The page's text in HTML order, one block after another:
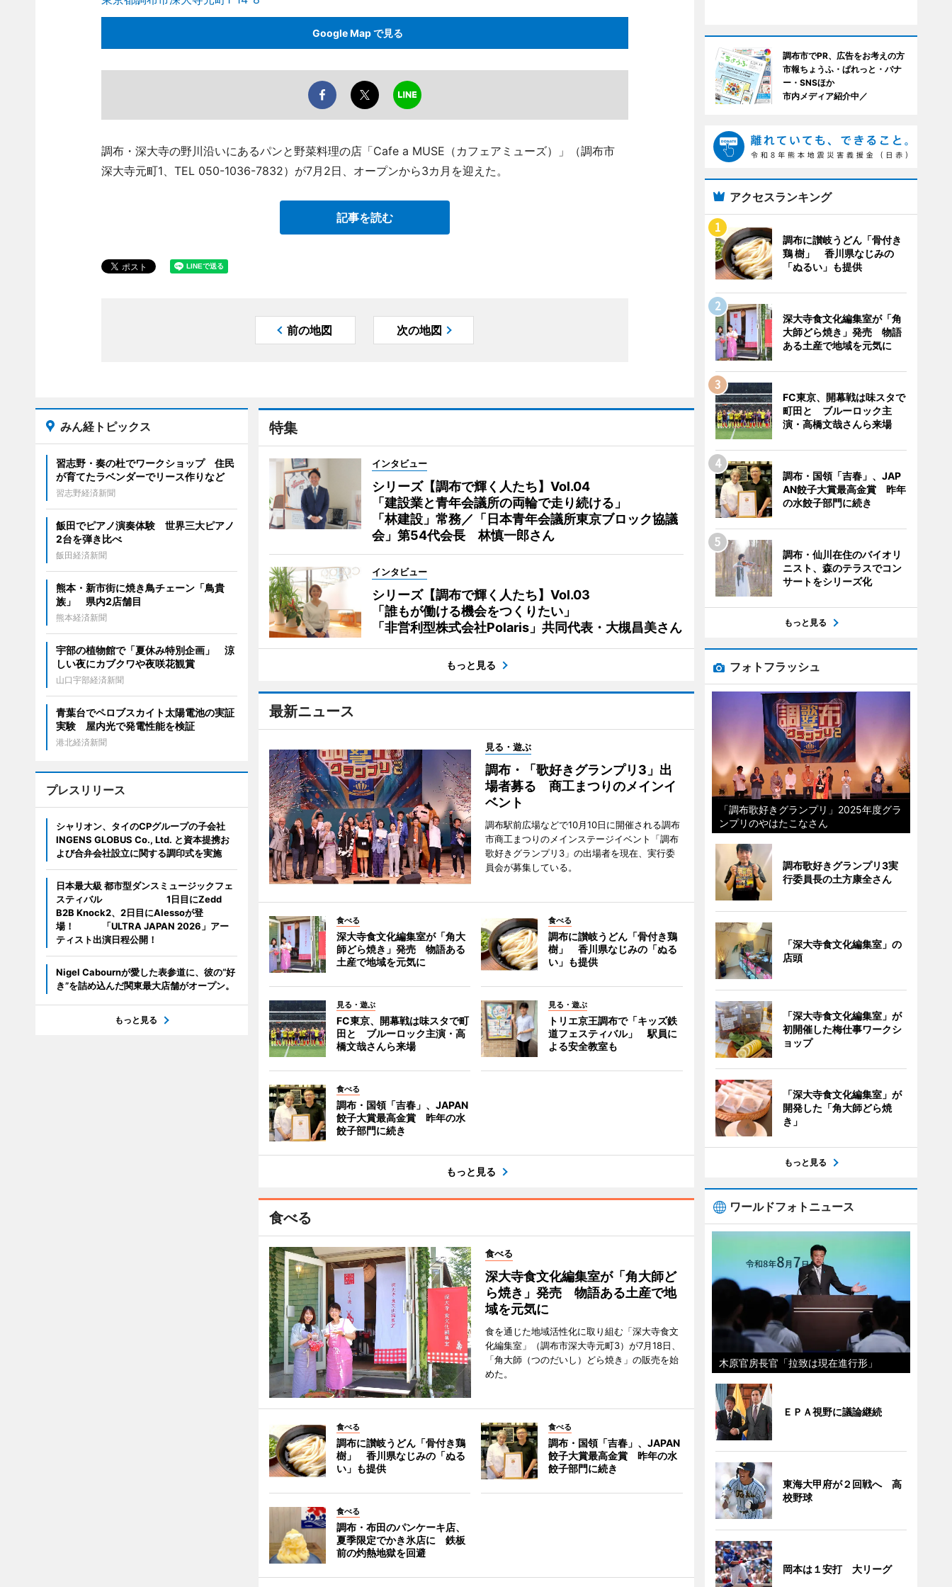
Google Map で見る
調布・深大寺の野川沿いにあるパンと野菜料理の店「Cafe a MUSE（カフェアミューズ）」（調布市
深大寺元町1、TEL 050-1036-7832）が7月2日、オープンから3カ月を迎えた。
記事を読む
前の地図 次の地図
特集
インタビュー
シリーズ【調布で輝く人たち】Vol.04
「建設業と青年会議所の両輪で走り続ける」
「林建設」常務／「日本青年会議所東京ブロック協議
会」第54代会長 林慎一郎さん
インタビュー
シリーズ【調布で輝く人たち】Vol.03
「誰もが働ける機会をつくりたい」
「非営利型株式会社Polaris」共同代表・大槻昌美さん
もっと見る
最新ニュース
見る・遊ぶ
調布・「歌好きグランプリ3」出
場者募る 商工まつりのメインイ
ベント
調布駅前広場などで10月10日に開催される調布
市商工まつりのメインステージイベント「調布
歌好きグランプリ3」の出場者を現在、実行委
員会が募集している。
食べる
深大寺食文化編集室が「角大
師どら焼き」発売 物語ある
土産で地域を元気に
食べる
調布に讃岐うどん「骨付き鶏
樹」 香川県なじみの「ぬる
い」も提供
見る・遊ぶ
FC東京、開幕戦は味スタで町
田と ブルーロック主演・高
橋文哉さんら来場
見る・遊ぶ
トリエ京王調布で「キッズ鉄
道フェスティバル」 駅員に
よる安全教室も
食べる
調布・国領「吉春」、JAPAN
餃子大賞最高金賞 昨年の水
餃子部門に続き
もっと見る
食べる
食べる
深大寺食文化編集室が「角大師ど
ら焼き」発売 物語ある土産で地
域を元気に
食を通じた地域活性化に取り組む「深大寺食文
化編集室」（調布市深大寺元町3）が7月18日、
「角大師（つのだいし）どら焼き」の販売を始
めた。
食べる
調布に讃岐うどん「骨付き鶏
樹」 香川県なじみの「ぬる
い」も提供
食べる
調布・国領「吉春」、JAPAN
餃子大賞最高金賞 昨年の水
餃子部門に続き
食べる
調布・布田のパンケーキ店、
夏季限定でかき氷店に 鉄板
前の灼熱地獄を回避
みん経トピックス
習志野・奏の杜でワークショップ 住民
が育てたラベンダーでリース作りなど
習志野経済新聞
飯田でピアノ演奏体験 世界三大ピアノ
2台を弾き比べ
飯田経済新聞
熊本・新市街に焼き鳥チェーン「鳥貴
族」 県内2店舗目
熊本経済新聞
宇部の植物館で「夏休み特別企画」 涼
しい夜にカブクワや夜咲花観賞
山口宇部経済新聞
青葉台でペロブスカイト太陽電池の実証
実験 屋内光で発電性能を検証
港北経済新聞
プレスリリース
シャリオン、タイのCPグループの子会社
INGENS GLOBUS Co., Ltd. と資本提携お
よび合弁会社設立に関する調印式を実施
日本最大級 都市型ダンスミュージックフェ
スティバル 1日目にZedd
B2B Knock2、2日目にAlessoが登
場！ 「ULTRA JAPAN 2026」アー
ティスト出演日程公開！
Nigel Cabournが愛した表参道に、彼の“好
き”を詰め込んだ関東最大店舗がオープン。
もっと見る
調布市でPR、広告をお考えの方
市報ちょうふ・ぱれっと・バナ
ー・SNSほか
市内メディア紹介中／
アクセスランキング
調布に讃岐うどん「骨付き
鶏 樹」 香川県なじみの
「ぬるい」も提供
深大寺食文化編集室が「角
大師どら焼き」発売 物語
ある土産で地域を元気に
FC東京、開幕戦は味スタで
町田と ブルーロック主
演・高橋文哉さんら来場
調布・国領「吉春」、JAP
AN餃子大賞最高金賞 昨年
の水餃子部門に続き
調布・仙川在住のバイオリ
ニスト、森のテラスでコン
サートをシリーズ化
もっと見る
フォトフラッシュ
「調布歌好きグランプリ」2025年度グラ
ンプリのやはたこなさん
調布歌好きグランプリ3実
行委員長の土方康全さん
「深大寺食文化編集室」の
店頭
「深大寺食文化編集室」が
初開催した梅仕事ワークシ
ョップ
「深大寺食文化編集室」が
開発した「角大師どら焼
き」
もっと見る
ワールドフォトニュース
木原官房長官「拉致は現在進行形」
ＥＰＡ視野に議論継続
東海大甲府が２回戦へ 高
校野球
岡本は１安打 大リーグ